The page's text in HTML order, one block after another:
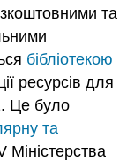
та
бібліотекою
ресурсів для
Це було
та
Міністерства